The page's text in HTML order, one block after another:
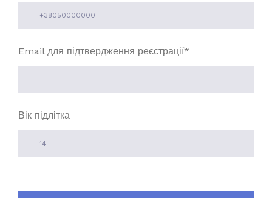
Email для підтвердження реєстрації*
Вік підлітка